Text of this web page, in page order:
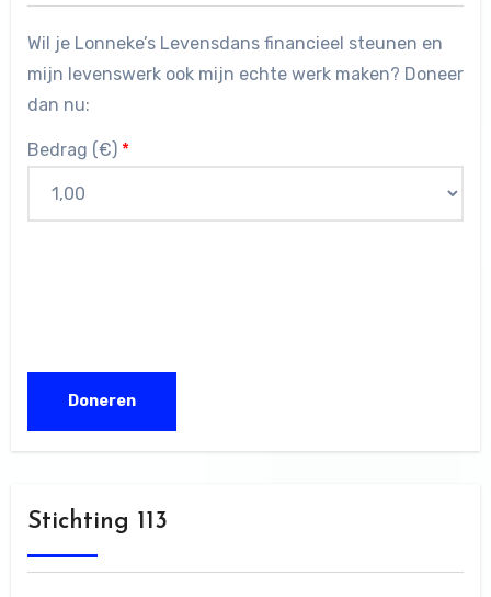
Wil je Lonneke’s Levensdans financieel steunen en
mijn levenswerk ook mijn echte werk maken? Doneer
dan nu:
Bedrag (€) *
Stichting 113